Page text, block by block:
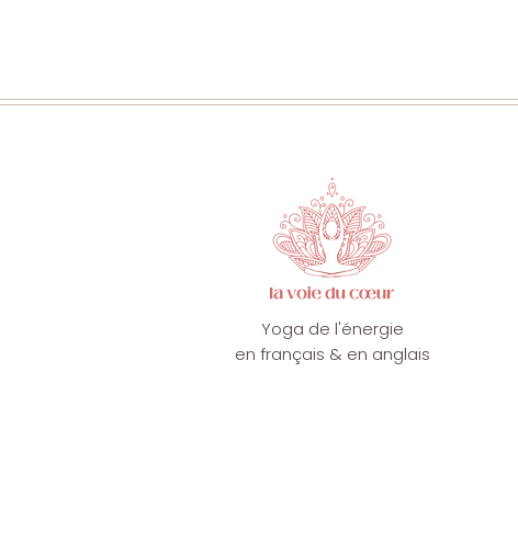
Yoga de l'énergie
en français & en anglais